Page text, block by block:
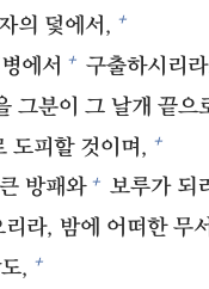
의 덫에서, +
에서 + 구출하시리
그분이 그 날개 끝으
도피할 것이며, +
큰 방패와 + 보루가 되
라, 밤에 어떠한 무
, +